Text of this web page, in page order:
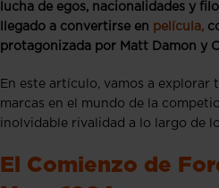
lucha de egos, nacionalidades y
llegado a convertirse en película,
protagonizada por Matt Damon y
En este artículo, vamos a explorar
marcas en el mundo de la
inolvidable rivalidad a lo largo de
El Comienzo de